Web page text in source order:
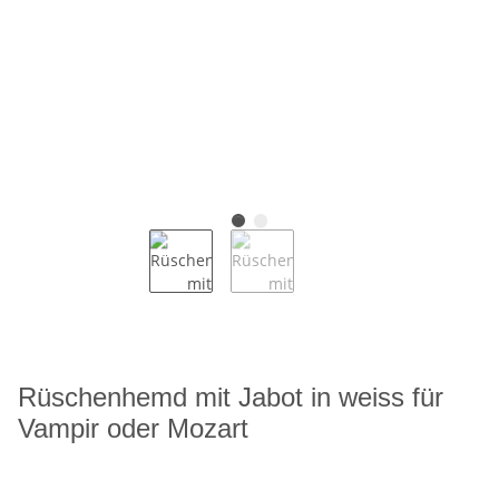
Rüschenhemd mit Jabot in weiss für
Vampir oder Mozart